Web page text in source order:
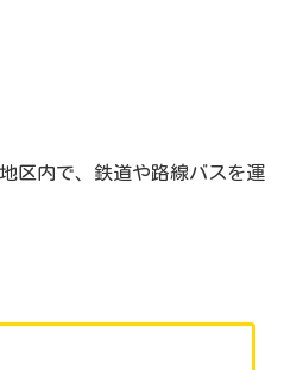
区内で、鉄道や路線バスを運